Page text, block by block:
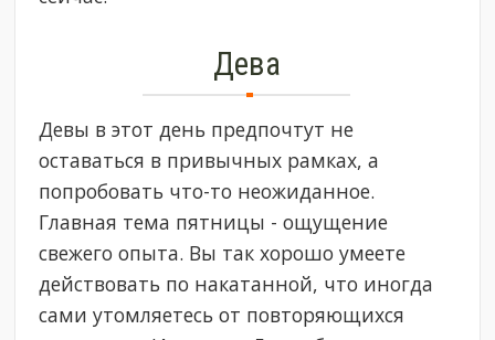
Дева
Девы в этот день предпочтут не
оставаться в привычных рамках, а
попробовать что-то неожиданное.
Главная тема пятницы - ощущение
свежего опыта. Вы так хорошо умеете
действовать по накатанной, что иногда
сами утомляетесь от повторяющихся